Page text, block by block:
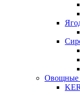
Овощные